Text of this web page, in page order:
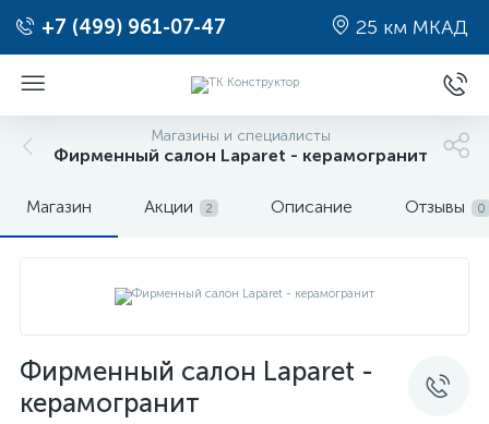
+7 (499) 961-07-47 25 км МКАД
Магазины и специалисты
Фирменный салон Laparet - керамогранит
Магазин Акции 2 Описание Отзывы 0
Фирменный салон Laparet -
керамогранит